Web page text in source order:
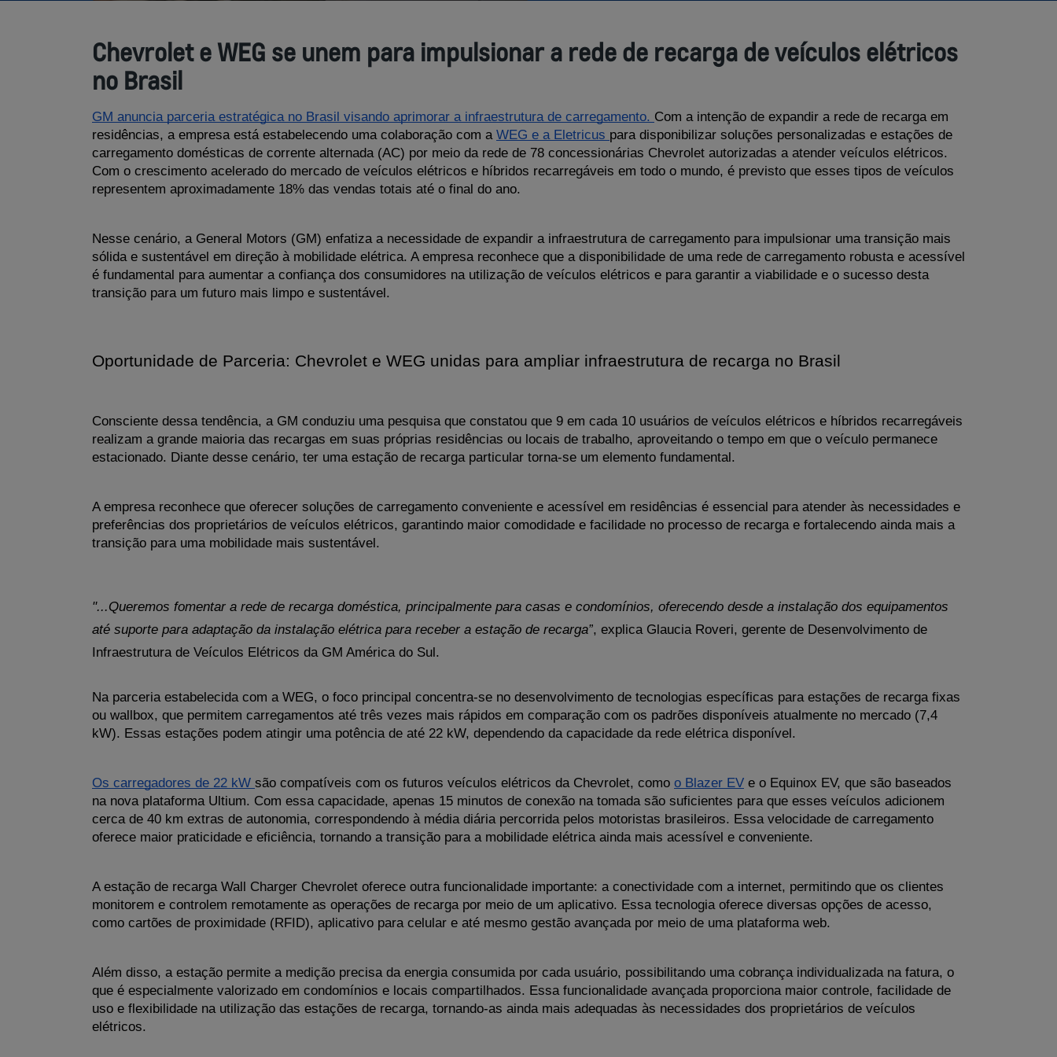
Chevrolet e WEG se unem para impulsionar a rede de recarga de veículos elétricos
no Brasil
GM anuncia parceria estratégica no Brasil visando aprimorar a infraestrutura de carregamento. Com a intenção de expandir a rede de recarga em
residências, a empresa está estabelecendo uma colaboração com a WEG e a Eletricus para disponibilizar soluções personalizadas e estações de
carregamento domésticas de corrente alternada (AC) por meio da rede de 78 concessionárias Chevrolet autorizadas a atender veículos elétricos.
Com o crescimento acelerado do mercado de veículos elétricos e híbridos recarregáveis em todo o mundo, é previsto que esses tipos de veículos
representem aproximadamente 18% das vendas totais até o final do ano.
Nesse cenário, a General Motors (GM) enfatiza a necessidade de expandir a infraestrutura de carregamento para impulsionar uma transição mais
sólida e sustentável em direção à mobilidade elétrica. A empresa reconhece que a disponibilidade de uma rede de carregamento robusta e acessível
é fundamental para aumentar a confiança dos consumidores na utilização de veículos elétricos e para garantir a viabilidade e o sucesso desta
transição para um futuro mais limpo e sustentável.
Oportunidade de Parceria: Chevrolet e WEG unidas para ampliar infraestrutura de recarga no Brasil
Consciente dessa tendência, a GM conduziu uma pesquisa que constatou que 9 em cada 10 usuários de veículos elétricos e híbridos recarregáveis
realizam a grande maioria das recargas em suas próprias residências ou locais de trabalho, aproveitando o tempo em que o veículo permanece
estacionado. Diante desse cenário, ter uma estação de recarga particular torna-se um elemento fundamental.
A empresa reconhece que oferecer soluções de carregamento conveniente e acessível em residências é essencial para atender às necessidades e
preferências dos proprietários de veículos elétricos, garantindo maior comodidade e facilidade no processo de recarga e fortalecendo ainda mais a
transição para uma mobilidade mais sustentável.
"...Queremos fomentar a rede de recarga doméstica, principalmente para casas e condomínios, oferecendo desde a instalação dos equipamentos
até suporte para adaptação da instalação elétrica para receber a estação de recarga”, explica Glaucia Roveri, gerente de Desenvolvimento de
Infraestrutura de Veículos Elétricos da GM América do Sul.
Na parceria estabelecida com a WEG, o foco principal concentra-se no desenvolvimento de tecnologias específicas para estações de recarga fixas
ou wallbox, que permitem carregamentos até três vezes mais rápidos em comparação com os padrões disponíveis atualmente no mercado (7,4
kW). Essas estações podem atingir uma potência de até 22 kW, dependendo da capacidade da rede elétrica disponível.
Os carregadores de 22 kW são compatíveis com os futuros veículos elétricos da Chevrolet, como o Blazer EV e o Equinox EV, que são baseados
na nova plataforma Ultium. Com essa capacidade, apenas 15 minutos de conexão na tomada são suficientes para que esses veículos adicionem
cerca de 40 km extras de autonomia, correspondendo à média diária percorrida pelos motoristas brasileiros. Essa velocidade de carregamento
oferece maior praticidade e eficiência, tornando a transição para a mobilidade elétrica ainda mais acessível e conveniente.
A estação de recarga Wall Charger Chevrolet oferece outra funcionalidade importante: a conectividade com a internet, permitindo que os clientes
monitorem e controlem remotamente as operações de recarga por meio de um aplicativo. Essa tecnologia oferece diversas opções de acesso,
como cartões de proximidade (RFID), aplicativo para celular e até mesmo gestão avançada por meio de uma plataforma web.
Além disso, a estação permite a medição precisa da energia consumida por cada usuário, possibilitando uma cobrança individualizada na fatura, o
que é especialmente valorizado em condomínios e locais compartilhados. Essa funcionalidade avançada proporciona maior controle, facilidade de
uso e flexibilidade na utilização das estações de recarga, tornando-as ainda mais adequadas às necessidades dos proprietários de veículos
elétricos.